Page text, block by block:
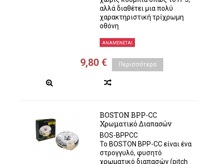
αλλά διαθέτει μια πολύ
χαρακτηριστική τρίχρωμη
οθόνη
ΑΝΑΜΈΝΕΤΑΙ
9,80 € Περισσότερα
BOSTON BPP-CC
Χρωματικό Διαπασών
BOS-BPPCC
Το BOSTON BPP-CC είναι ένα
στρογγυλό, φυσητό
χρωματικό διαπασών (pitch